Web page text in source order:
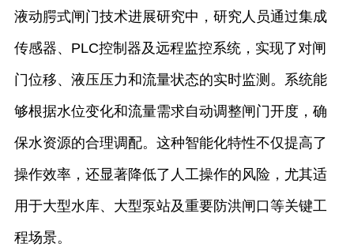
液动腭式闸门技术进展研究中，研究人员通过集成
传感器、PLC控制器及远程监控系统，实现了对闸
门位移、液压压力和流量状态的实时监测。系统能
够根据水位变化和流量需求自动调整闸门开度，确
保水资源的合理调配。这种智能化特性不仅提高了
操作效率，还显著降低了人工操作的风险，尤其适
用于大型水库、大型泵站及重要防洪闸口等关键工
程场景。